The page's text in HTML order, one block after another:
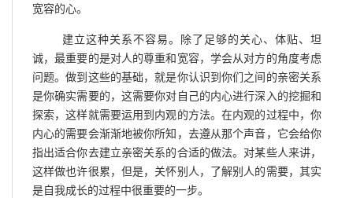
宽容的心。
建立这种关系不容易。除了足够的关心、体贴、坦
诚，最重要的是对人的尊重和宽容，学会从对方的角度考虑
问题。做到这些的基础，就是你认识到你们之间的亲密关系
是你确实需要的，这需要你对自己的内心进行深入的挖掘和
探索，这样就需要运用到内观的方法。在内观的过程中，你
内心的需要会渐渐地被你所知，去遵从那个声音，它会给你
指出适合你去建立亲密关系的合适的做法。对某些人来讲，
这样做也许很累，但是，关怀别人，了解别人的需要，其实
是自我成长的过程中很重要的一步。